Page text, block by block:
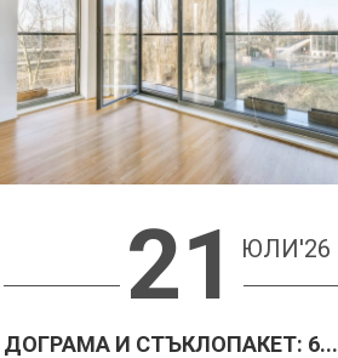
21 ЮЛИ'26
ДОГРАМА И СТЪКЛОПАКЕТ: 6...